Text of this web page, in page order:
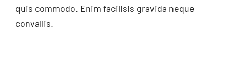
quis commodo. Enim facilisis gravida neque
convallis.